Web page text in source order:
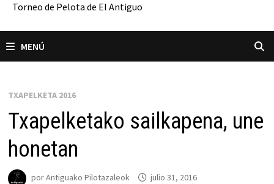
Torneo de Pelota de El Antiguo
MENÚ
TXAPELKETA 2016
Txapelketako sailkapena, une
honetan
porAntiguako Pilotazaleok julio 31, 2016